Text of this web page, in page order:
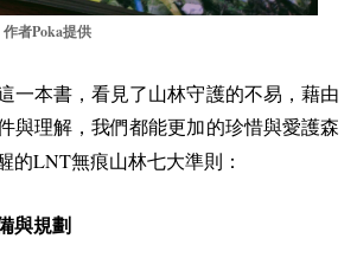
作者Poka提供
一本書，看見了山林守護的不易，藉由
與理解，我們都能更加的珍惜與愛護森
的LNT無痕山林七大準則：
規劃